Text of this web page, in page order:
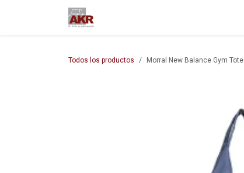
Todos los productos Morral New Balance Gym Tote